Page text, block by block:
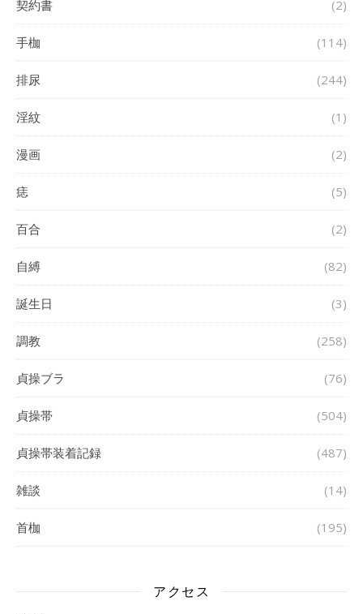
契約書 (2)
手枷 (114)
排尿 (244)
淫紋 (1)
漫画 (2)
痣 (5)
百合 (2)
自縛 (82)
誕生日 (3)
調教 (258)
貞操ブラ (76)
貞操帯 (504)
貞操帯装着記録 (487)
雑談 (14)
首枷 (195)
アクセス